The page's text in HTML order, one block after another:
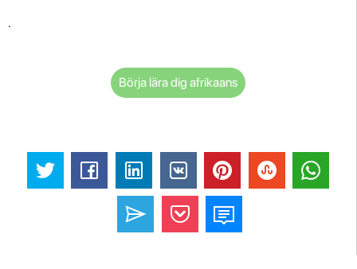
.
Börja lära dig afrikaans